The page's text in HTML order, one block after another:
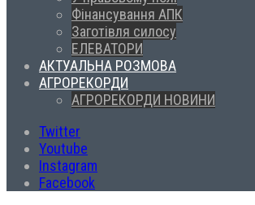
Фінансування АПК
Заготівля силосу
ЕЛЕВАТОРИ
АКТУАЛЬНА РОЗМОВА
АГРОРЕКОРДИ
АГРОРЕКОРДИ НОВИНИ
Twitter
Youtube
Instagram
Facebook